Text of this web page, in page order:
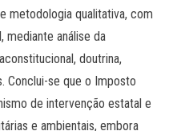
metodologia qualitativa, com
mediante análise da
doutrina,
Conclui-se que o Imposto
de intervenção estatal e
e ambientais, embora